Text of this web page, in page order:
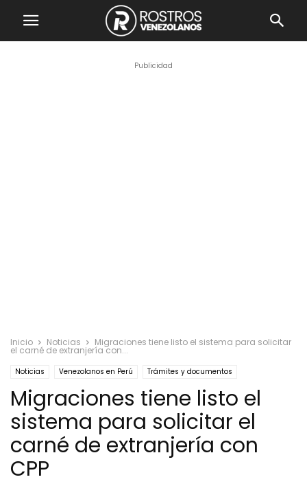
Publicidad
Inicio Noticias Migraciones tiene listo el sistema para solicitar
el carné de extranjería con...
Noticias Venezolanos en Perú Trámites y documentos
Migraciones tiene listo el
sistema para solicitar el
carné de extranjería con
CPP